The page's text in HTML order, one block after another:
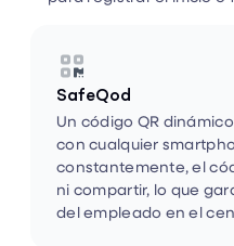
SafeQod
Un código QR
con cualquier
constantemente, el
ni compartir, lo que
del empleado en el